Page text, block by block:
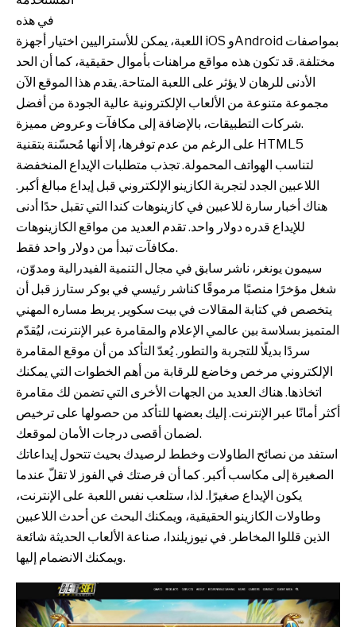
في هذه
اللعبة، يمكن للأستراليين اختيار أجهزة iOS وAndroid بمواصفات
مختلفة. قد تكون هذه مواقع مراهنات بأموال حقيقية، كما أن الحد
الأدنى للرهان لا يؤثر على اللعبة المتاحة. يقدم هذا الموقع الآن
مجموعة متنوعة من الألعاب الإلكترونية عالية الجودة من أفضل
شركات التطبيقات، بالإضافة إلى مكافآت وعروض مميزة.
على الرغم من عدم توفرها، إلا أنها مُحسّنة بتقنية HTML5
لتناسب الهواتف المحمولة. تجذب متطلبات الإيداع المنخفضة
اللاعبين الجدد لتجربة الكازينو الإلكتروني قبل إيداع مبالغ أكبر.
هناك أخبار سارة للاعبين في كازينوهات كندا التي تقبل حدًا أدنى
للإيداع قدره دولار واحد. تقدم العديد من مواقع الكازينوهات
مكافآت تبدأ من دولار واحد فقط.
سيمون يونغر، ناشر سابق في مجال التنمية الفيدرالية ومدوّن،
شغل مؤخرًا منصبًا مرموقًا كناشر رئيسي في بوكر ستارز قبل أن
يتخصص في كتابة المقالات في بيت سكوير. يربط مساره المهني
المتميز بسلاسة بين عالمي الإعلام والمقامرة عبر الإنترنت، ليُقدّم
سردًا بديلًا للتجربة والتطور. يُعدّ التأكد من أن موقع المقامرة
الإلكتروني مرخص وخاضع للرقابة من أهم الخطوات التي يمكنك
اتخاذها. هناك العديد من الجهات الأخرى التي تضمن لك مقامرة
أكثر أمانًا عبر الإنترنت. إليك بعضها للتأكد من حصولها على ترخيص
لضمان أقصى درجات الأمان لموقعك.
استفد من نصائح الطاولات وخطط لرصيدك بحيث تتحول إيداعاتك
الصغيرة إلى مكاسب أكبر. كما أن فرصتك في الفوز لا تقلّ عندما
يكون الإيداع صغيرًا. لذا، ستلعب نفس اللعبة على الإنترنت،
وطاولات الكازينو الحقيقية، ويمكنك البحث عن أحدث اللاعبين
الذين قللوا المخاطر. في نيوزيلندا، صناعة الألعاب الحديثة شائعة
ويمكنك الانضمام إليها.